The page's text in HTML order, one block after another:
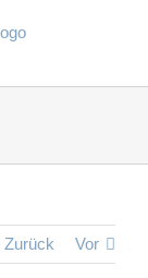
Zurück Vor